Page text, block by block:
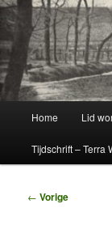
Home Lid
Tijdschrift – Terra
Bericht
← Vorige